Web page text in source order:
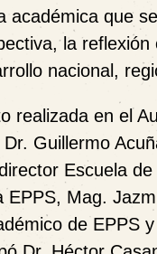
académica que
la
nacional,
realizada en el
Guillermo
Escuela
EPPS, Mag.
de EPPS